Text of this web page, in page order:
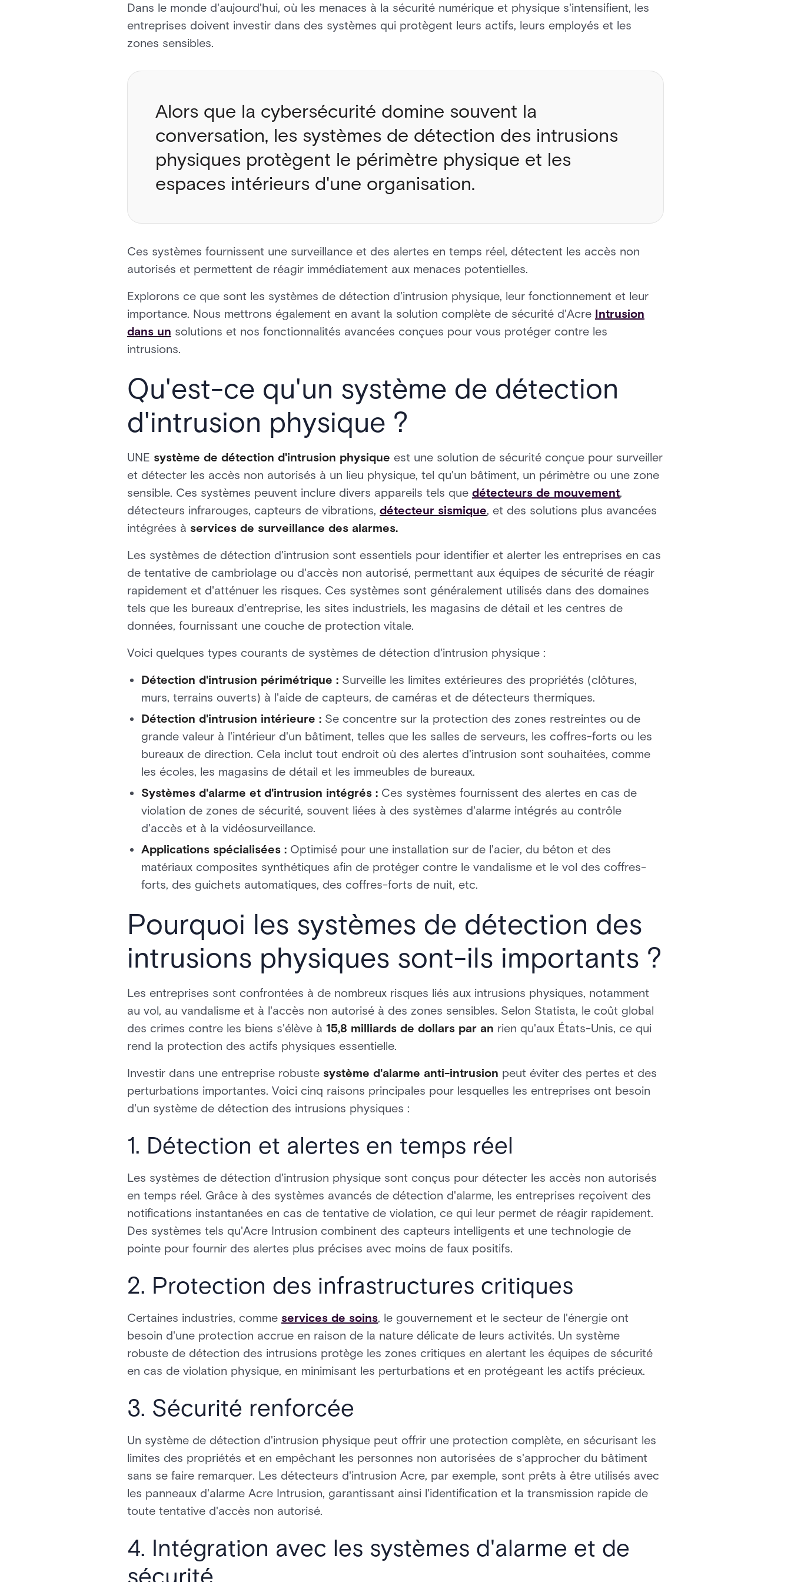
Dans le monde d'aujourd'hui, où les menaces à la sécurité numérique et physique s'intensifient, les
entreprises doivent investir dans des systèmes qui protègent leurs actifs, leurs employés et les
zones sensibles.
Alors que la cybersécurité domine souvent la
conversation, les systèmes de détection des intrusions
physiques protègent le périmètre physique et les
espaces intérieurs d'une organisation.
Ces systèmes fournissent une surveillance et des alertes en temps réel, détectent les accès non
autorisés et permettent de réagir immédiatement aux menaces potentielles.
Explorons ce que sont les systèmes de détection d'intrusion physique, leur fonctionnement et leur
importance. Nous mettrons également en avant la solution complète de sécurité d'Acre Intrusion
dans un solutions et nos fonctionnalités avancées conçues pour vous protéger contre les
intrusions.
Qu'est-ce qu'un système de détection
d'intrusion physique ?
UNE système de détection d'intrusion physique est une solution de sécurité conçue pour surveiller
et détecter les accès non autorisés à un lieu physique, tel qu'un bâtiment, un périmètre ou une zone
sensible. Ces systèmes peuvent inclure divers appareils tels que détecteurs de mouvement,
détecteurs infrarouges, capteurs de vibrations, détecteur sismique, et des solutions plus avancées
intégrées à services de surveillance des alarmes.
Les systèmes de détection d'intrusion sont essentiels pour identifier et alerter les entreprises en cas
de tentative de cambriolage ou d'accès non autorisé, permettant aux équipes de sécurité de réagir
rapidement et d'atténuer les risques. Ces systèmes sont généralement utilisés dans des domaines
tels que les bureaux d'entreprise, les sites industriels, les magasins de détail et les centres de
données, fournissant une couche de protection vitale.
Voici quelques types courants de systèmes de détection d'intrusion physique :
Détection d'intrusion périmétrique : Surveille les limites extérieures des propriétés (clôtures,
murs, terrains ouverts) à l'aide de capteurs, de caméras et de détecteurs thermiques.
Détection d'intrusion intérieure : Se concentre sur la protection des zones restreintes ou de
grande valeur à l'intérieur d'un bâtiment, telles que les salles de serveurs, les coffres-forts ou les
bureaux de direction. Cela inclut tout endroit où des alertes d'intrusion sont souhaitées, comme
les écoles, les magasins de détail et les immeubles de bureaux.
Systèmes d'alarme et d'intrusion intégrés : Ces systèmes fournissent des alertes en cas de
violation de zones de sécurité, souvent liées à des systèmes d'alarme intégrés au contrôle
d'accès et à la vidéosurveillance.
Applications spécialisées : Optimisé pour une installation sur de l'acier, du béton et des
matériaux composites synthétiques afin de protéger contre le vandalisme et le vol des coffres-
forts, des guichets automatiques, des coffres-forts de nuit, etc.
Pourquoi les systèmes de détection des
intrusions physiques sont-ils importants ?
Les entreprises sont confrontées à de nombreux risques liés aux intrusions physiques, notamment
au vol, au vandalisme et à l'accès non autorisé à des zones sensibles. Selon Statista, le coût global
des crimes contre les biens s'élève à 15,8 milliards de dollars par an rien qu'aux États-Unis, ce qui
rend la protection des actifs physiques essentielle.
Investir dans une entreprise robuste système d'alarme anti-intrusion peut éviter des pertes et des
perturbations importantes. Voici cinq raisons principales pour lesquelles les entreprises ont besoin
d'un système de détection des intrusions physiques :
1. Détection et alertes en temps réel
Les systèmes de détection d'intrusion physique sont conçus pour détecter les accès non autorisés
en temps réel. Grâce à des systèmes avancés de détection d'alarme, les entreprises reçoivent des
notifications instantanées en cas de tentative de violation, ce qui leur permet de réagir rapidement.
Des systèmes tels qu'Acre Intrusion combinent des capteurs intelligents et une technologie de
pointe pour fournir des alertes plus précises avec moins de faux positifs.
2. Protection des infrastructures critiques
Certaines industries, comme services de soins, le gouvernement et le secteur de l'énergie ont
besoin d'une protection accrue en raison de la nature délicate de leurs activités. Un système
robuste de détection des intrusions protège les zones critiques en alertant les équipes de sécurité
en cas de violation physique, en minimisant les perturbations et en protégeant les actifs précieux.
3. Sécurité renforcée
Un système de détection d'intrusion physique peut offrir une protection complète, en sécurisant les
limites des propriétés et en empêchant les personnes non autorisées de s'approcher du bâtiment
sans se faire remarquer. Les détecteurs d'intrusion Acre, par exemple, sont prêts à être utilisés avec
les panneaux d'alarme Acre Intrusion, garantissant ainsi l'identification et la transmission rapide de
toute tentative d'accès non autorisé.
4. Intégration avec les systèmes d'alarme et de
sécurité